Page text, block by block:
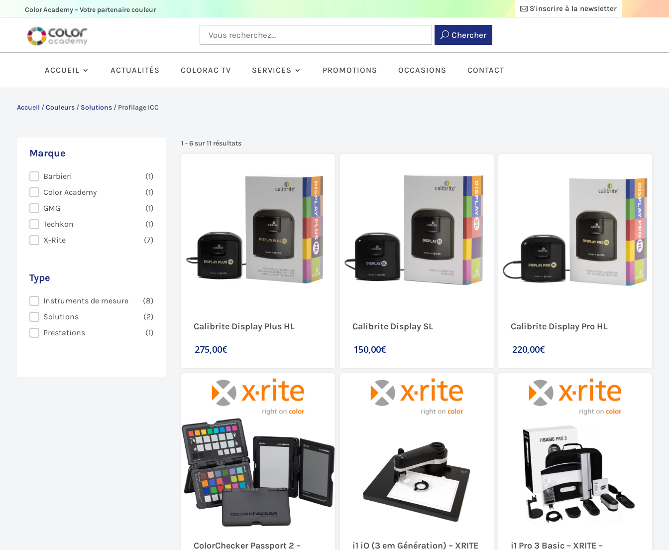
Color Academy – Votre partenaire couleur S'inscrire à la newsletter
Chercher
ACCUEIL ACTUALITÉS COLORAC TV SERVICES PROMOTIONS OCCASIONS CONTACT
Accueil /Couleurs/ Solutions/ Profilage ICC
Marque
Marque
Barbieri
(1)
Color Academy
(1)
GMG
(1)
Techkon
(1)
X-Rite
(7)
Type
TypeInstruments de mesure
(8)
Solutions
(2)
Prestations
(1)
1 - 6 sur 11 résultats
Calibrite Display Plus HL
275,00€
Calibrite Display SL
150,00€
Calibrite Display Pro HL
220,00€
ColorChecker Passport 2 –
i1 iO (3 em Génération) – XRITE
i1 Pro 3 Basic – XRITE –